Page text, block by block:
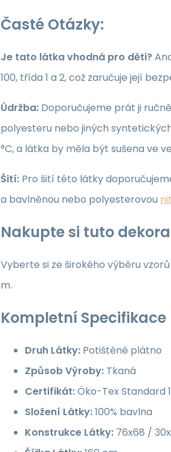
Časté Otázky:
Je tato látka vhodná pro děti?
100, třída 1 a 2, což zaručuje její
Údržba: Doporučujeme prát ji
polyesteru nebo jiných
°C, a látka by měla být sušena ve
Šití: Pro šití této látky
a bavlněnou nebo polyesterovou
Nakupte si tuto
Vyberte si ze širokého výběru
m.
Kompletní
Druh Látky: Potištěné plátno
Způsob Výroby: Tkaná
Certifikát:Öko-Tex Standard
Složení Látky:100% bavlna
Konstrukce Látky: 76x68 /